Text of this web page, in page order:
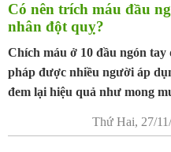
Có nên trích máu đầu
nhân đột quỵ?
Chích máu ở 10 đầu ngón
pháp được nhiều người áp
đem lại hiệu quả như mong
Thứ Hai, 27/